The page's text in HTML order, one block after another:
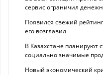
сервис ограничил
Появился свежий
его возглавил
В Казахстане планируют
социально значимые
Новый экономический